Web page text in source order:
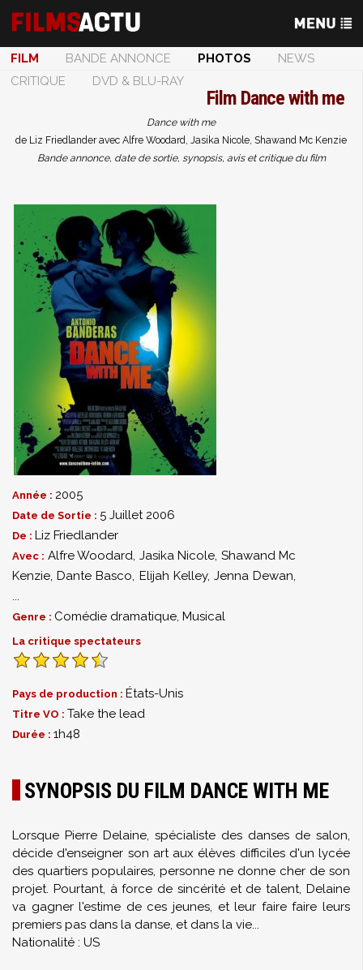
FILM BANDE ANNONCE PHOTOS
NEWS
CRITIQUE
DVD & BLU-RAY
Film Dance with me
Dance with me
de Liz Friedlander avec Alfre Woodard, Jasika Nicole, Shawand Mc Kenzie
Bande annonce, date de sortie, synopsis, avis et critique du film
Année : 2005
Date de Sortie : 5 Juillet 2006
De : Liz Friedlander
Avec : Alfre Woodard, Jasika Nicole, Shawand Mc
Kenzie,Dante Basco, Elijah Kelley, Jenna Dewan,
...
Genre : Comédie dramatique, Musical
La critique spectateurs
Pays de production : États-Unis
Titre VO : Take the lead
Durée : 1h48
SYNOPSIS DU FILM DANCE WITH ME
Lorsque Pierre Delaine, spécialiste des danses de salon,
décide d'enseigner son art aux élèves difficiles d'un lycée
des quartiers populaires, personne ne donne cher de son
projet. Pourtant, à force de sincérité et de talent, Delaine
va gagner l'estime de ces jeunes, et leur faire faire leurs
premiers pas dans la danse, et dans la vie...
Nationalité : US